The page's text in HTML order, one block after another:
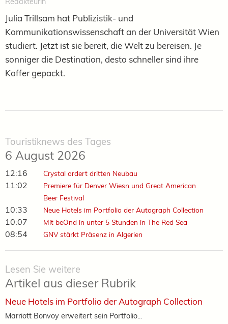
Julia Trillsam hat Publizistik- und
Kommunikationswissenschaft an der Universität Wien
studiert. Jetzt ist sie bereit, die Welt zu bereisen. Je
sonniger die Destination, desto schneller sind ihre
Koffer gepackt.
Touristiknews des Tages
6 August 2026
12:16 Crystal ordert dritten Neubau
11:02
Premiere für Denver Wiesn und Great American
Beer Festival
10:33 Neue Hotels im Portfolio der Autograph Collection
10:07 Mit beOnd in unter 5 Stunden in The Red Sea
08:54 GNV stärkt Präsenz in Algerien
Lesen Sie weitere
Artikel aus dieser Rubrik
Neue Hotels im Portfolio der Autograph Collection
Marriott Bonvoy erweitert sein Portfolio...